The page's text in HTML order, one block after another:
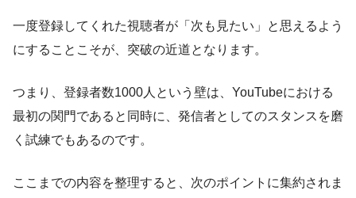
一度登録してくれた視聴者が「次も見たい」と思えるよう
にすることこそが、突破の近道となります。
つまり、登録者数1000人という壁は、YouTubeにおける
最初の関門であると同時に、発信者としてのスタンスを磨
く試練でもあるのです。
ここまでの内容を整理すると、次のポイントに集約されま